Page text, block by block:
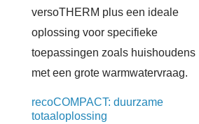
versoTHERM plus een ideale
oplossing voor specifieke
toepassingen zoals huishoudens
met een grote warmwatervraag.
recoCOMPACT: duurzame
totaaloplossing